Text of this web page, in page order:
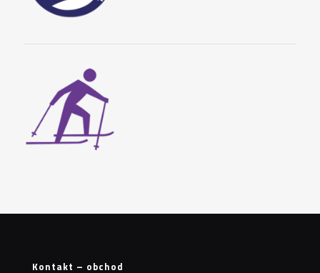
Kontakt – obchod